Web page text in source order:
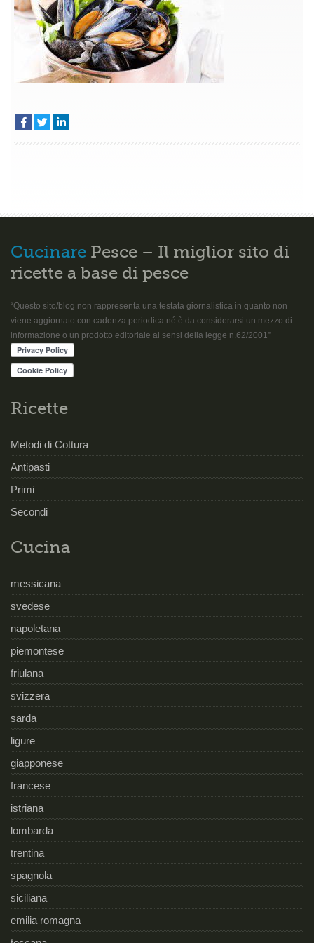
Cucinare Pesce – Il miglior sito di
ricette a base di pesce
“Questo sito/blog non rappresenta una testata giornalistica in quanto non
viene aggiornato con cadenza periodica né è da considerarsi un mezzo di
informazione o un prodotto editoriale ai sensi della legge n.62/2001”
Ricette
Metodi di Cottura
Antipasti
Primi
Secondi
Cucina
messicana
svedese
napoletana
piemontese
friulana
svizzera
sarda
ligure
giapponese
francese
istriana
lombarda
trentina
spagnola
siciliana
emilia romagna